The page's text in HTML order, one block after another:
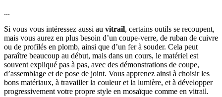
...
Si vous vous intéressez aussi au vitrail, certains outils se recoupent,
mais vous aurez en plus besoin d’un coupe-verre, de ruban de cuivre
ou de profilés en plomb, ainsi que d’un fer à souder. Cela peut
paraître beaucoup au début, mais dans un cours, le matériel est
souvent expliqué pas à pas, avec des démonstrations de coupe,
d’assemblage et de pose de joint. Vous apprenez ainsi à choisir les
bons matériaux, à travailler la couleur et la lumière, et à développer
progressivement votre propre style en mosaïque comme en vitrail.